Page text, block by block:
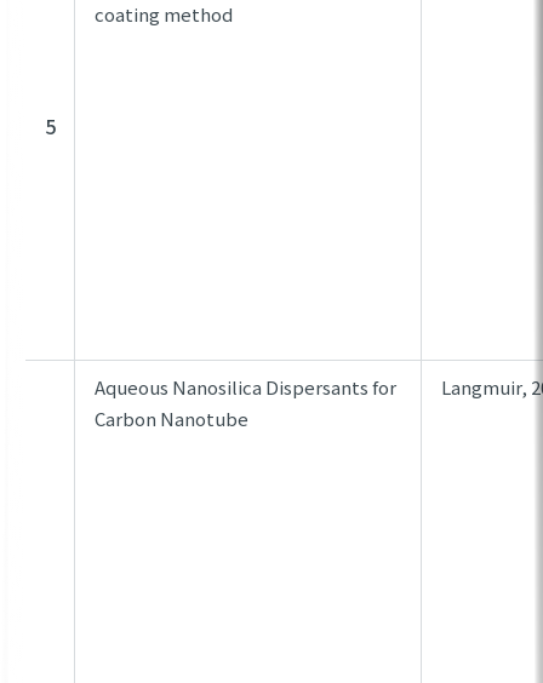
5
coating method
Aqueous Nanosilica Dispersants for
Carbon Nanotube
Langmuir,